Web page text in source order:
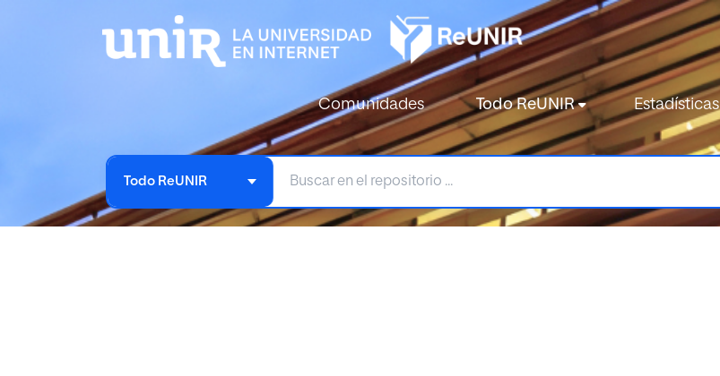
Comunidades Todo ReUNIR Estadísticas
Todo ReUNIR